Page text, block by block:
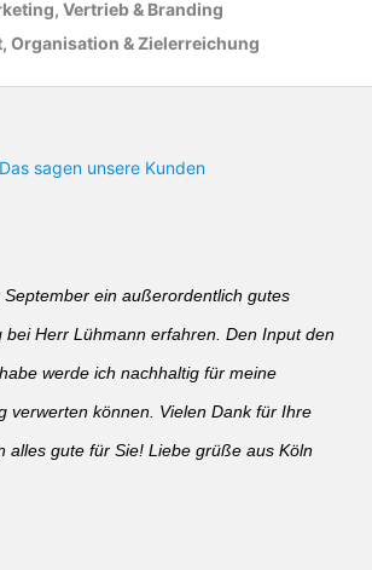
Vertrieb & Branding
Organisation & Zielerreichung
Das sagen unsere Kunden
September ein außerordentlich gutes
bei Herr Lühmann erfahren. Den Input den
werde ich nachhaltig für meine
verwerten können. Vielen Dank für Ihre
alles gute für Sie! Liebe grüße aus Köln